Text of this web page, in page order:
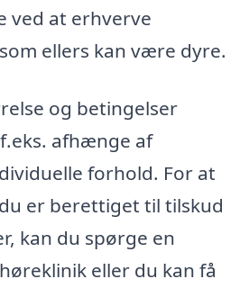
ved at erhverve
ellers kan være dyre.
og betingelser
afhænge af
forhold. For at
er berettiget til tilskud
kan du spørge en
eller du kan få